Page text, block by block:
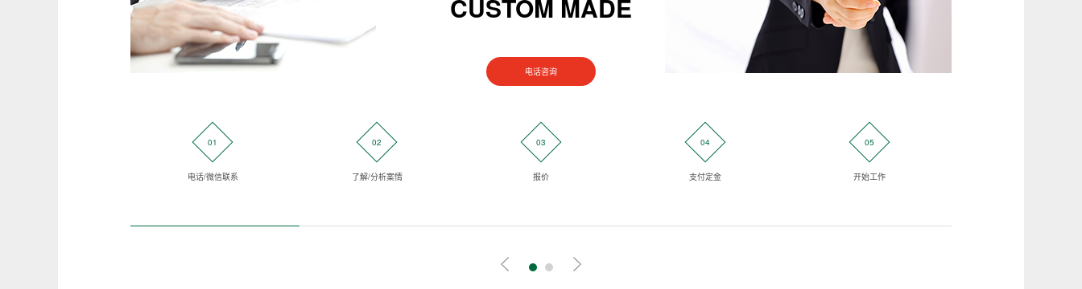
CUSTOM MADE
电话咨询
01
电话/微信联系
02
了解/分析案情
03
报价
04
支付定金
05
开始工作